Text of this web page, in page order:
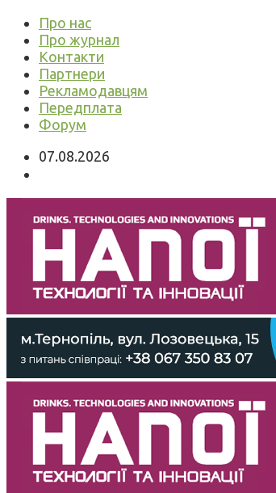
Про нас
Про журнал
Контакти
Партнери
Рекламодавцям
Передплата
Форум
07.08.2026